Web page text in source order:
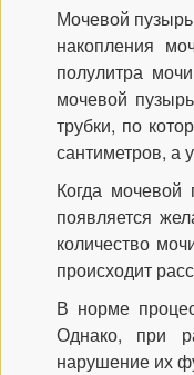
Мочевой
накопления
полулитра
мочевой
трубки, по
сантиметров, а
Когда мочевой
появляется
количество
происходит
В норме
Однако, при
нарушение их